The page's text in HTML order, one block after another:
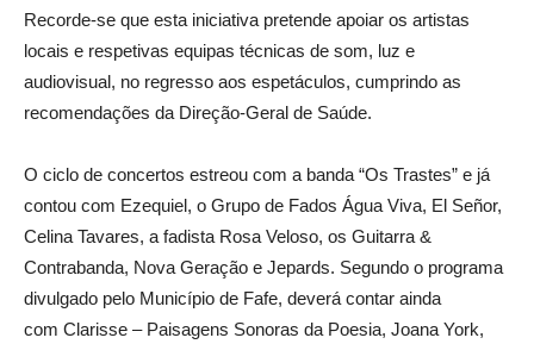
Recorde-se que esta iniciativa pretende apoiar os artistas
locais e respetivas equipas técnicas de som, luz e
audiovisual, no regresso aos espetáculos, cumprindo as
recomendações da Direção-Geral de Saúde.
O ciclo de concertos estreou com a banda “Os Trastes” e já
contou com Ezequiel, o Grupo de Fados Água Viva, El Señor,
Celina Tavares, a fadista Rosa Veloso, os Guitarra &
Contrabanda, Nova Geração e Jepards. Segundo o programa
divulgado pelo Município de Fafe, deverá contar ainda
com Clarisse – Paisagens Sonoras da Poesia, Joana York,